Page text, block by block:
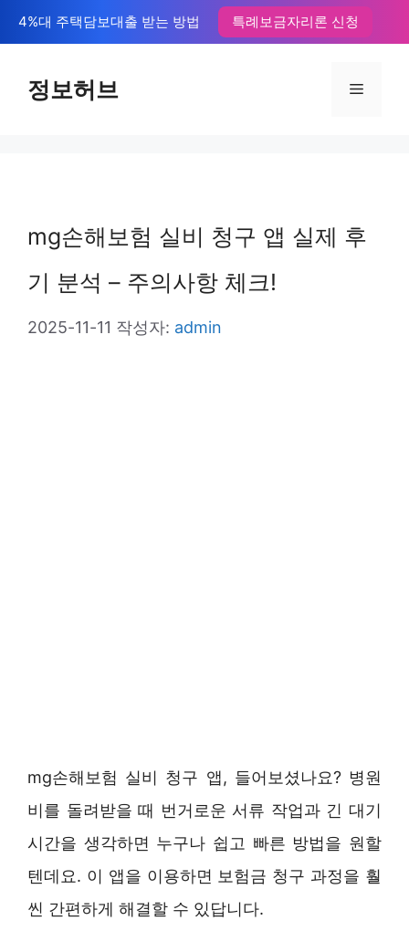
텐
4%대 주택담보대출 받는 방법 특례보금자리론 신청
정보허브 메
mg손해보험 실비 청구 앱 실제 후
기 분석 – 주의사항 체크!
2025-11-11 작성자: admin
mg손해보험 실비 청구 앱, 들어보셨나요? 병원
비를 돌려받을 때 번거로운 서류 작업과 긴 대기
시간을 생각하면 누구나 쉽고 빠른 방법을 원할
텐데요. 이 앱을 이용하면 보험금 청구 과정을 훨
씬 간편하게 해결할 수 있답니다.